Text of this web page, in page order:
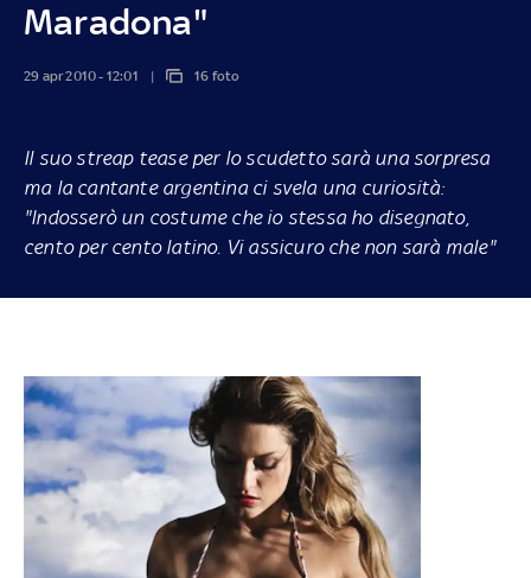
Maradona"
29 apr 2010 - 12:01 16 foto
Il suo streap tease per lo scudetto sarà una sorpresa
ma la cantante argentina ci svela una curiosità:
"Indosserò un costume che io stessa ho disegnato,
cento per cento latino. Vi assicuro che non sarà male"